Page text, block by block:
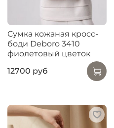
Сумка кожаная кросс-
боди Deboro 3410
фиолетовый цветок
12700 руб